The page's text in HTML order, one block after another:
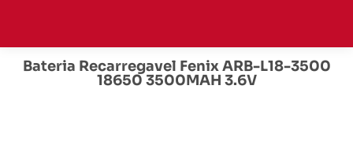
Bateria Recarregavel Fenix ARB-L18-3500
18650 3500MAH 3.6V